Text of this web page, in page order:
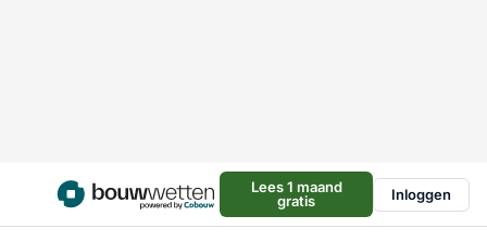
Lees 1 maand
gratis
Inloggen